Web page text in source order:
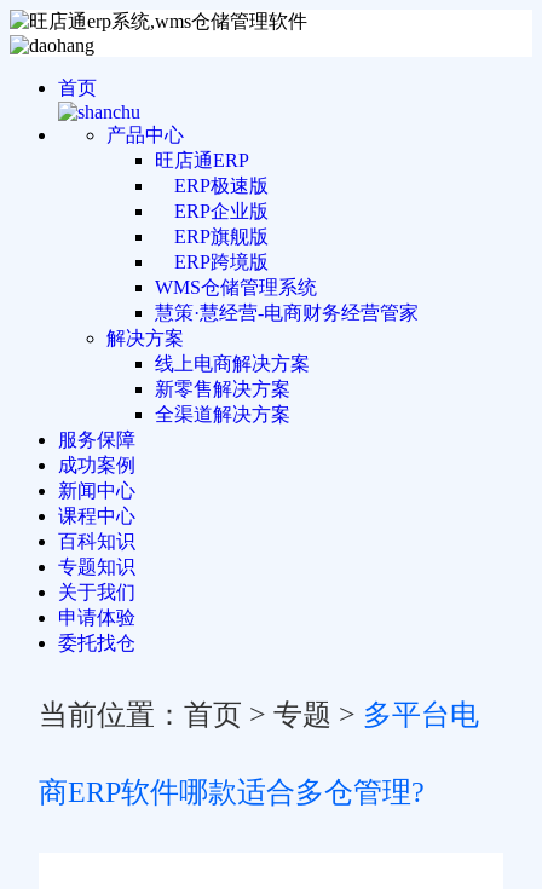
首页
产品中心
旺店通ERP
ERP极速版
ERP企业版
ERP旗舰版
ERP跨境版
WMS仓储管理系统
慧策·慧经营-电商财务经营管家
解决方案
线上电商解决方案
新零售解决方案
全渠道解决方案
服务保障
成功案例
新闻中心
课程中心
百科知识
专题知识
关于我们
申请体验
委托找仓
当前位置： 首页 > 专题 > 多平台电
商ERP软件哪款适合多仓管理?